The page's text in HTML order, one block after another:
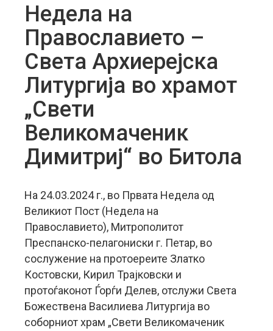
Недела на
Православието –
Света Архиерејска
Литургија во храмот
„Свети
Великомаченик
Димитриј“ во Битола
На 24.03.2024 г., во Првата Недела од
Великиот Пост (Недела на
Православието), Митрополитот
Преспанско-пелагониски г. Петар, во
сослужение на протоереите Златко
Костовски, Кирил Трајковски и
протоѓаконот Ѓорѓи Делев, отслужи Света
Божествена Василиева Литургија во
соборниот храм „Свети Великомаченик